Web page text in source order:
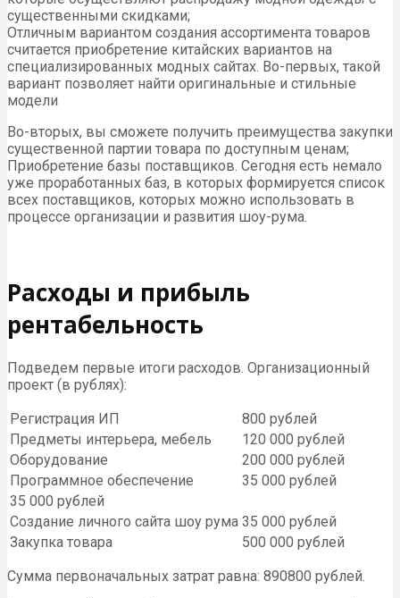
существенными скидками;
Отличным вариантом создания ассортимента товаров
считается приобретение китайских вариантов на
специализированных модных сайтах. Во-первых, такой
вариант позволяет найти оригинальные и стильные
модели
Во-вторых, вы сможете получить преимущества закупки
существенной партии товара по доступным ценам;
Приобретение базы поставщиков. Сегодня есть немало
уже проработанных баз, в которых формируется список
всех поставщиков, которых можно использовать в
процессе организации и развития шоу-рума.
Расходы и прибыль
рентабельность
Подведем первые итоги расходов. Организационный
проект (в рублях):
Регистрация ИП
800 рублей
Предметы интерьера, мебель
120 000 рублей
Оборудование
200 000 рублей
Программное обеспечение
35 000 рублей
35 000 рублей
Создание личного сайта шоу рума 35 000 рублей
Закупка товара
500 000 рублей
Сумма первоначальных затрат равна: 890800 рублей.